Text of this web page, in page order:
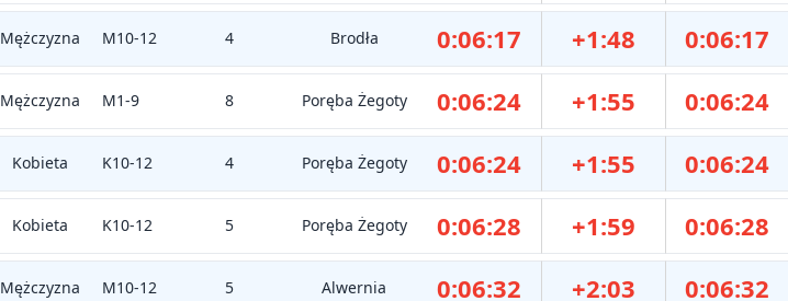
Mężczyzna M10-12 4 Brodła 0:06:17 +1:48 0:06:17
Mężczyzna M1-9 8 Poręba Żegoty 0:06:24 +1:55 0:06:24
Kobieta K10-12 4 Poręba Żegoty 0:06:24 +1:55 0:06:24
Kobieta K10-12 5 Poręba Żegoty 0:06:28 +1:59 0:06:28
Mężczyzna M10-12 5 Alwernia 0:06:32 +2:03 0:06:32